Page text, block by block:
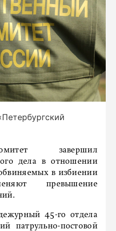
завершил
дела в отношении
в избиении
превышение
45-го отдела
патрульно-постовой